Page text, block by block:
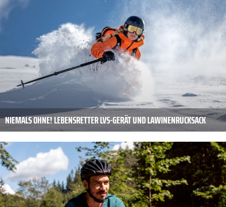
NIEMALS OHNE! LEBENSRETTER LVS-GERÄT UND LAWINENRUCKSACK